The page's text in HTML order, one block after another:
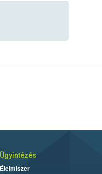
Ügyintézés
Élelmiszer